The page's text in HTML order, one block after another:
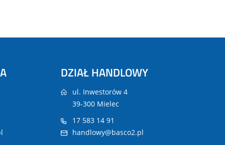
DZIAŁ HANDLOWY
ul. Inwestorów 4
39-300 Mielec
17 583 14 91
handlowy@basco2.pl